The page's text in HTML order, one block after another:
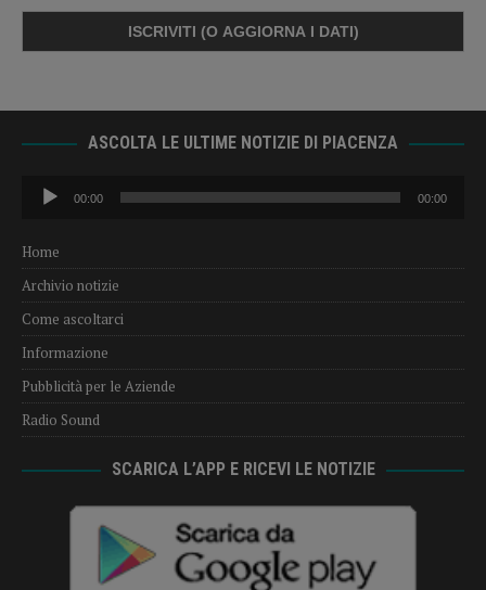
ASCOLTA LE ULTIME NOTIZIE DI PIACENZA
Audio
Player
00:00 00:00
Home
Archivio notizie
Come ascoltarci
Informazione
Pubblicità per le Aziende
Radio Sound
SCARICA L’APP E RICEVI LE NOTIZIE